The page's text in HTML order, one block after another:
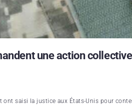
une action
ont saisi la justice aux États-Unis pour